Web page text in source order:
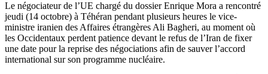
Le négociateur de l’UE chargé du dossier Enrique Mora a rencontré
jeudi (14 octobre) à Téhéran pendant plusieurs heures le vice-
ministre iranien des Affaires étrangères Ali Bagheri, au moment où
les Occidentaux perdent patience devant le refus de l’Iran de fixer
une date pour la reprise des négociations afin de sauver l’accord
international sur son programme nucléaire.